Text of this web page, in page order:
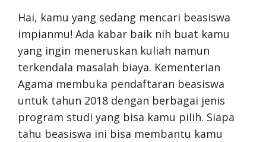
Hai, kamu yang sedang mencari beasiswa
impianmu! Ada kabar baik nih buat kamu
yang ingin meneruskan kuliah namun
terkendala masalah biaya. Kementerian
Agama membuka pendaftaran beasiswa
untuk tahun 2018 dengan berbagai jenis
program studi yang bisa kamu pilih. Siapa
tahu beasiswa ini bisa membantu kamu